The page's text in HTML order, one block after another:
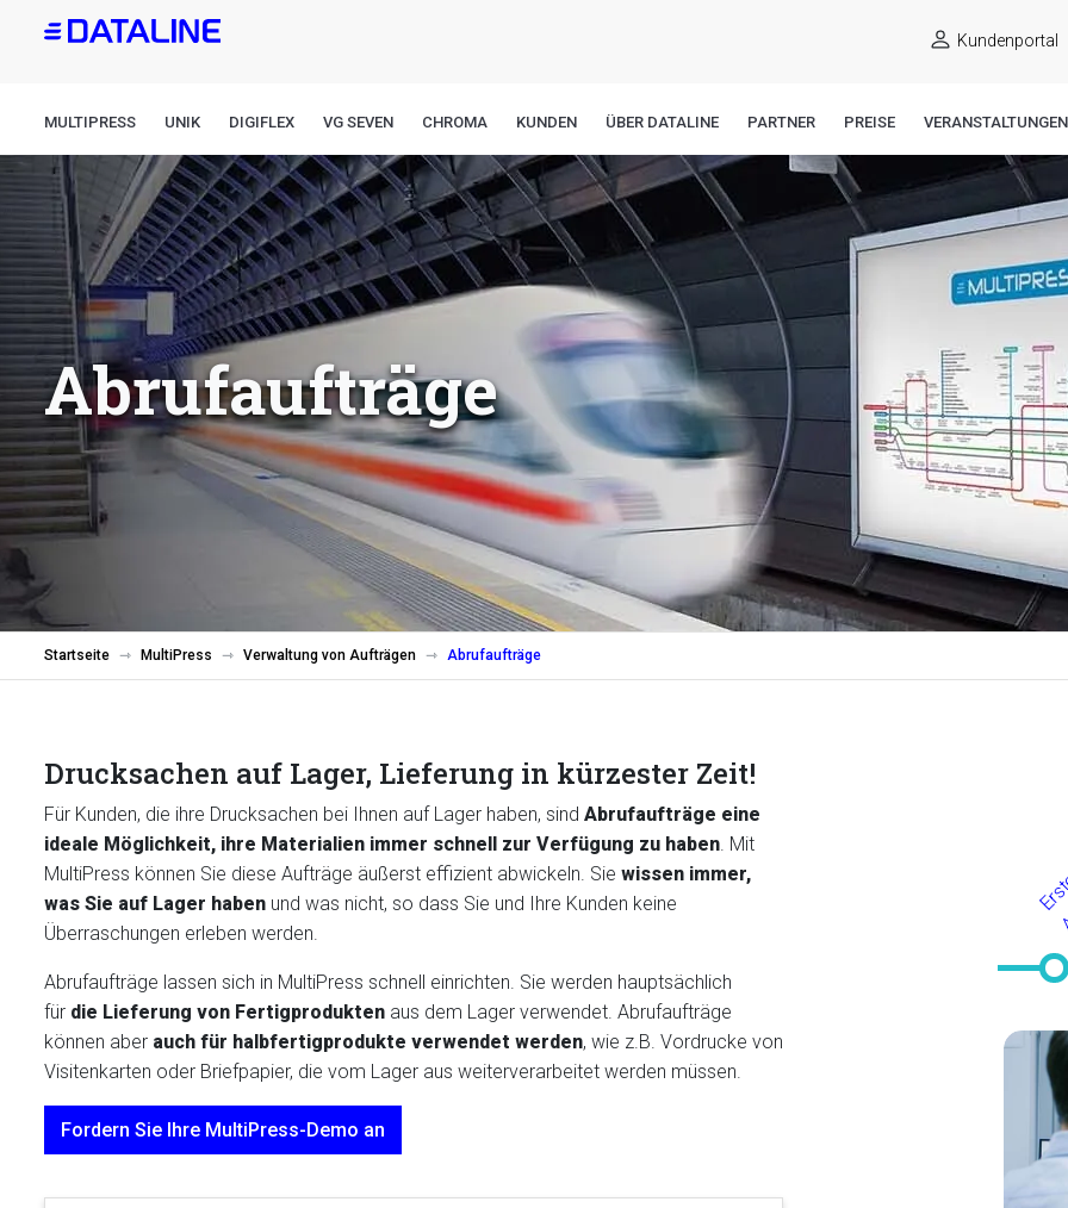
Kundenportal
MULTIPRESS UNIK DIGIFLEX VG SEVEN CHROMA KUNDEN ÜBER DATALINE PARTNER PREISE VERANSTALTUNGEN
Abrufaufträge
Startseite MultiPress Verwaltung von Aufträgen Abrufaufträge
Drucksachen auf Lager, Lieferung in kürzester Zeit!
Für Kunden, die ihre Drucksachen bei Ihnen auf Lager haben, sind Abrufaufträge eine
ideale Möglichkeit, ihre Materialien immer schnell zur Verfügung zu haben. Mit
MultiPress können Sie diese Aufträge äußerst effizient abwickeln. Sie wissen immer,
was Sie auf Lager haben und was nicht, so dass Sie und Ihre Kunden keine
Überraschungen erleben werden.
Abrufaufträge lassen sich in MultiPress schnell einrichten. Sie werden hauptsächlich
für die Lieferung von Fertigprodukten aus dem Lager verwendet. Abrufaufträge
können aber auch für halbfertigprodukte verwendet werden, wie z.B. Vordrucke von
Visitenkarten oder Briefpapier, die vom Lager aus weiterverarbeitet werden müssen.
Fordern Sie Ihre MultiPress-Demo an